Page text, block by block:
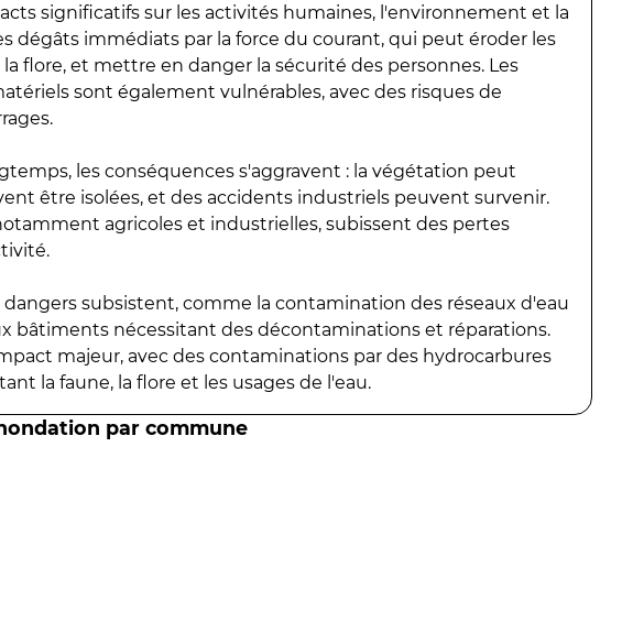
significatifs sur les activités humaines, l'environnement et la
dégâts immédiats par la force du courant, qui peut éroder les
flore, et mettre en danger la sécurité des personnes. Les
sont également vulnérables, avec des risques de
les conséquences s'aggravent : la végétation peut
être isolées, et des accidents industriels peuvent survenir.
agricoles et industrielles, subissent des pertes
dangers subsistent, comme la contamination des réseaux d'eau
bâtiments nécessitant des décontaminations et réparations.
majeur, avec des contaminations par des hydrocarbures
la faune, la flore et les usages de l'eau.
par commune